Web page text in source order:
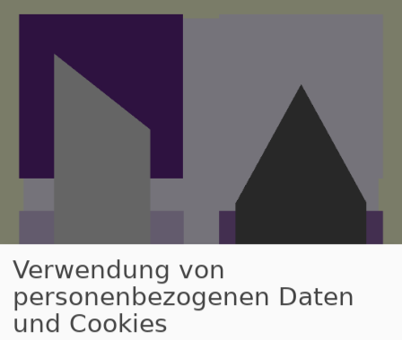
Direkt
Verwendung von
personenbezogenen Daten
und Cookies